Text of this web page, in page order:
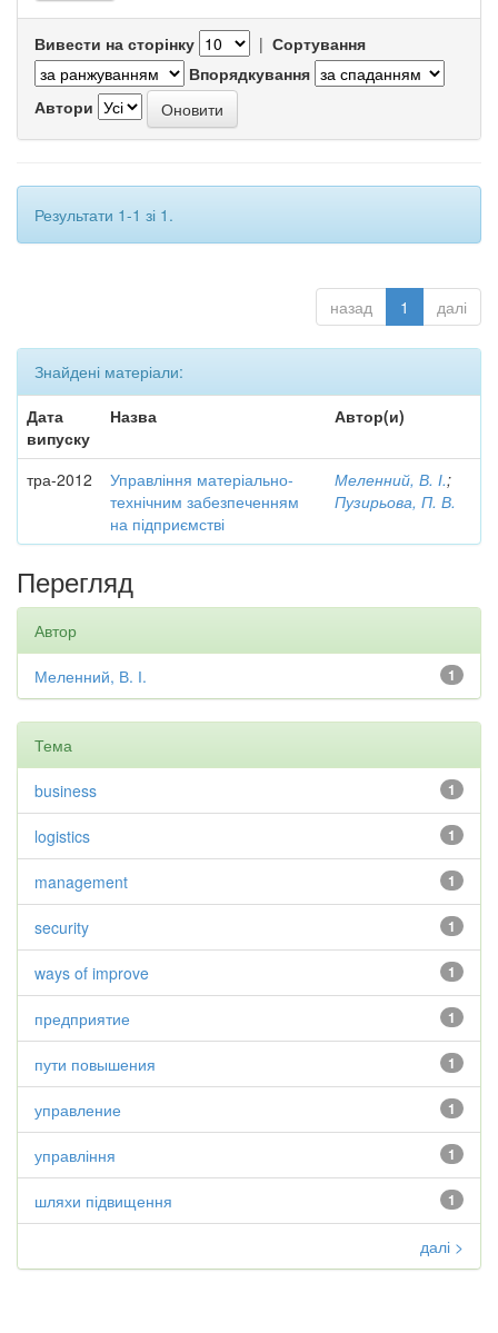
Вивести на сторінку | Сортування
Впорядкування
Автори
Результати 1-1 зі 1.
назад 1 далі
Знайдені матеріали:
Дата
випуску
Назва Автор(и)
тра-2012
Управління матеріально-
технічним забезпеченням
на підприємстві
Меленний, В. І.;
Пузирьова, П. В.
Перегляд
Автор
1
Меленний, В. І.
Тема
1
business
1
logistics
1
management
1
security
1
ways of improve
1
предприятие
1
пути повышения
1
управление
1
управління
1
шляхи підвищення
далі >